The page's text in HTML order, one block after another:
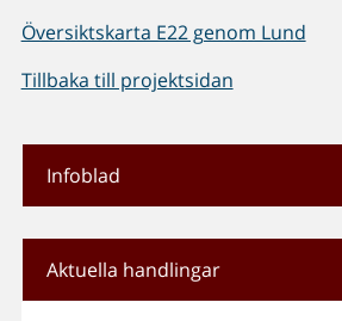
Översiktskarta E22 genom Lund
Tillbaka till projektsidan
Infoblad
Aktuella handlingar